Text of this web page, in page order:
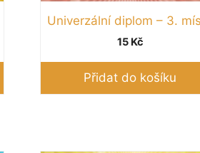
Univerzální diplom – 3.
15 Kč
Přidat do košíku